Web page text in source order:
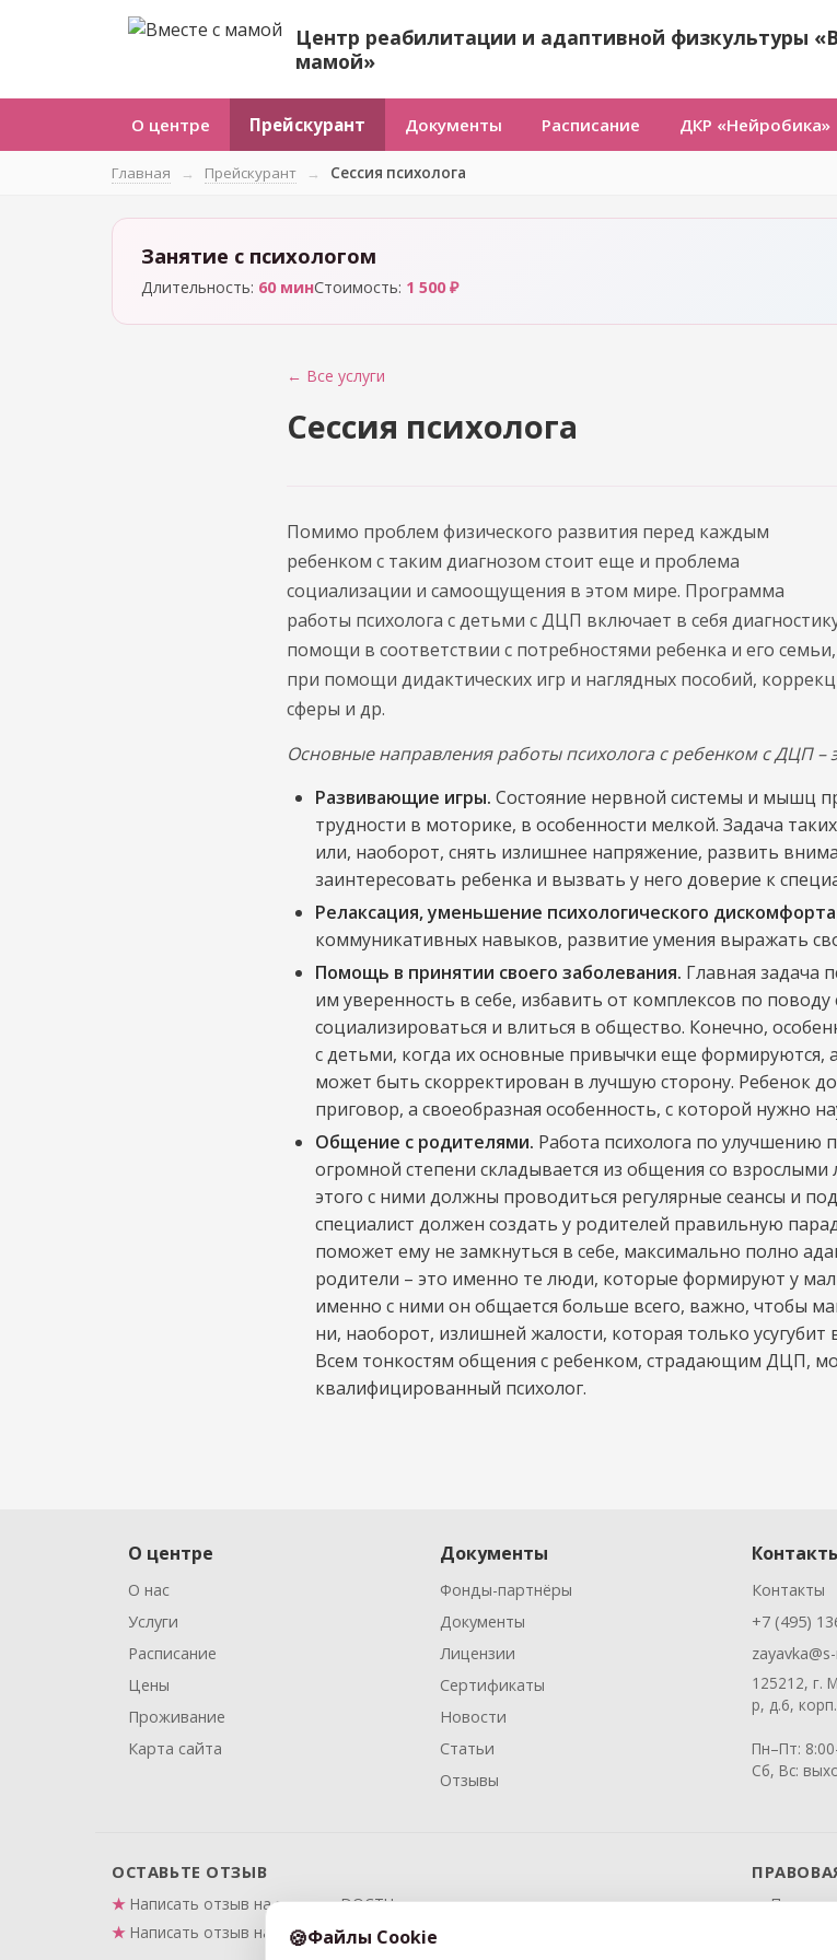
Центр реабилитации и адаптивной физкультуры
мамой»
О центре Прейскурант Документы Расписание ДКР «Нейробика»
Главная → Прейскурант → Сессия психолога
Занятие с психологом
Длительность: 60 минСтоимость: 1 500 ₽
← Все услуги
Сессия психолога
Помимо проблем физического развития перед каждым
ребенком с таким диагнозом стоит еще и проблема
социализации и самоощущения в этом мире. Программа
работы психолога с детьми с ДЦП включает в себя
помощи в соответствии с потребностями ребенка и его
при помощи дидактических игр и наглядных пособий,
сферы и др.
Основные направления работы психолога с ребенком с ДЦП –
Развивающие игры. Состояние нервной системы и мышц
трудности в моторике, в особенности мелкой. Задача
или, наоборот, снять излишнее напряжение, развить
заинтересовать ребенка и вызвать у него доверие к
Релаксация, уменьшение психологического
коммуникативных навыков, развитие умения выражать
Помощь в принятии своего заболевания. Главная задача
им уверенность в себе, избавить от комплексов по
социализироваться и влиться в общество. Конечно,
с детьми, когда их основные привычки еще формируются,
может быть скорректирован в лучшую сторону. Ребенок
приговор, а своеобразная особенность, с которой нужно
Общение с родителями. Работа психолога по улучшению
огромной степени складывается из общения со
этого с ними должны проводиться регулярные сеансы и
специалист должен создать у родителей правильную
поможет ему не замкнуться в себе, максимально полно
родители – это именно те люди, которые формируют у
именно с ними он общается больше всего, важно, чтобы
ни, наоборот, излишней жалости, которая только
Всем тонкостям общения с ребенком, страдающим ДЦП,
квалифицированный психолог.
О центре
О нас
Услуги
Расписание
Цены
Проживание
Карта сайта
Документы
Фонды-партнёры
Документы
Лицензии
Сертификаты
Новости
Статьи
Отзывы
Контакты
+7 (495)
125212, г.
р, д.6,
Пн–Пт:
Сб, Вс:
ОСТАВЬТЕ ОТЗЫВ
Написать отзыв на портале DOCTU
Написать отзыв на Яндекс.Картах
Файлы Cookie